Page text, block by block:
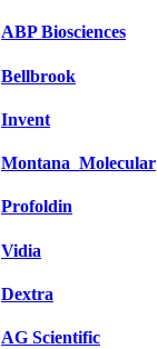
ABP Biosciences
Bellbrook
Invent
Montana_Molecular
Profoldin
Vidia
Dextra
AG Scientific